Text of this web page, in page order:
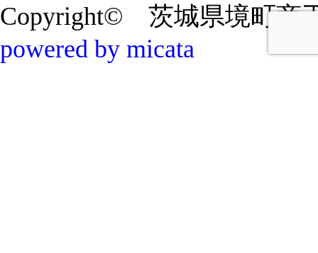
Copyright© 茨城県境町商
powered by micata